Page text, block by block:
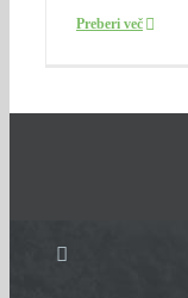
Preberi več